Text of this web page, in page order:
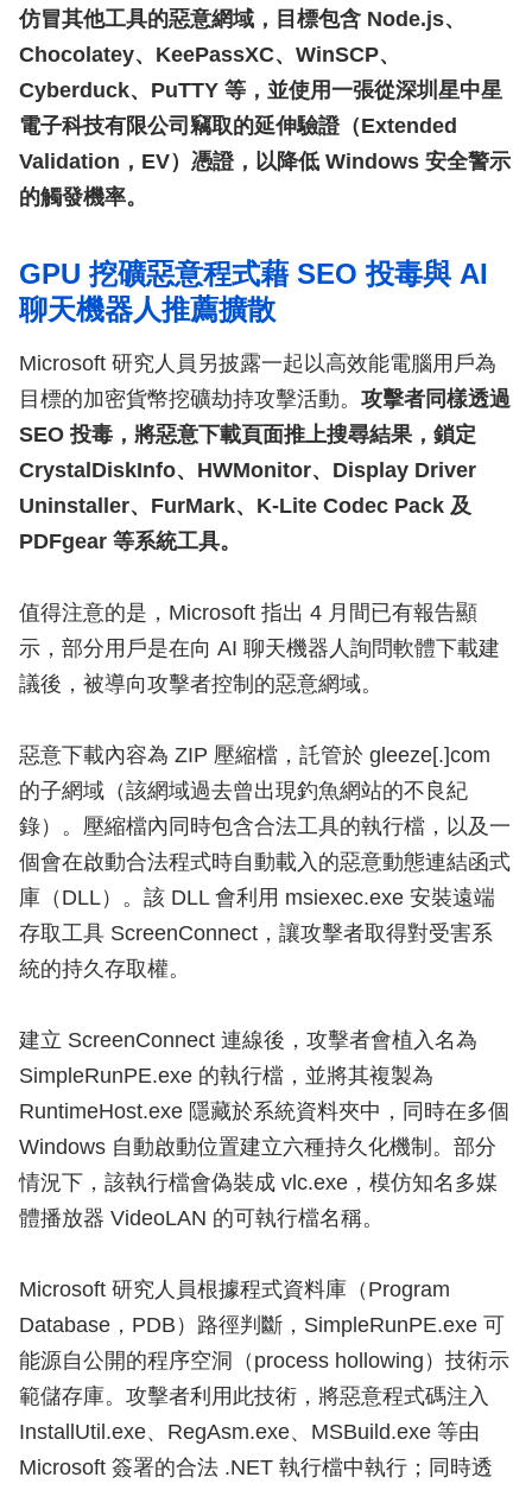
仿冒其他工具的惡意網域，目標包含 Node.js、
Chocolatey、KeePassXC、WinSCP、
Cyberduck、PuTTY 等，並使用一張從深圳星中星
電子科技有限公司竊取的延伸驗證（Extended
Validation，EV）憑證，以降低 Windows 安全警示
的觸發機率。
GPU 挖礦惡意程式藉 SEO 投毒與 AI
聊天機器人推薦擴散
Microsoft 研究人員另披露一起以高效能電腦用戶為
目標的加密貨幣挖礦劫持攻擊活動。 攻擊者同樣透過
SEO 投毒，將惡意下載頁面推上搜尋結果，鎖定
CrystalDiskInfo、HWMonitor、Display Driver
Uninstaller、FurMark、K-Lite Codec Pack 及
PDFgear 等系統工具。
值得注意的是，Microsoft 指出 4 月間已有報告顯
示，部分用戶是在向 AI 聊天機器人詢問軟體下載建
議後，被導向攻擊者控制的惡意網域。
惡意下載內容為 ZIP 壓縮檔，託管於 gleeze[.]com
的子網域（該網域過去曾出現釣魚網站的不良紀
錄）。壓縮檔內同時包含合法工具的執行檔，以及一
個會在啟動合法程式時自動載入的惡意動態連結函式
庫（DLL）。該 DLL 會利用 msiexec.exe 安裝遠端
存取工具 ScreenConnect，讓攻擊者取得對受害系
統的持久存取權。
建立 ScreenConnect 連線後，攻擊者會植入名為
SimpleRunPE.exe 的執行檔，並將其複製為
RuntimeHost.exe 隱藏於系統資料夾中，同時在多個
Windows 自動啟動位置建立六種持久化機制。部分
情況下，該執行檔會偽裝成 vlc.exe，模仿知名多媒
體播放器 VideoLAN 的可執行檔名稱。
Microsoft 研究人員根據程式資料庫（Program
Database，PDB）路徑判斷，SimpleRunPE.exe 可
能源自公開的程序空洞（process hollowing）技術示
範儲存庫。攻擊者利用此技術，將惡意程式碼注入
InstallUtil.exe、RegAsm.exe、MSBuild.exe 等由
Microsoft 簽署的合法 .NET 執行檔中執行；同時透